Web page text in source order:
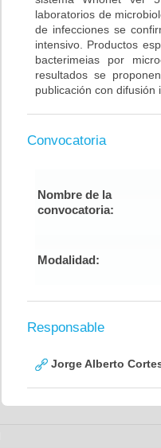
laboratorios de
de infecciones se
intensivo. Productos
bacterimeias por
resultados se
publicación con
Convocatoria
Nombre de la
convocatoria:
Modalidad:
Responsable
Jorge Alberto